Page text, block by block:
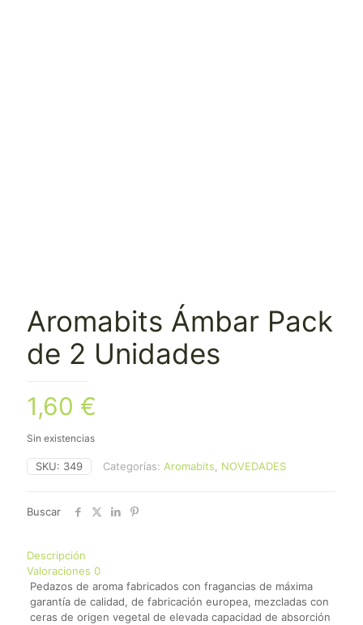
Aromabits Ámbar Pack
de 2 Unidades
1,60 €
Sin existencias
SKU: 349 Categorías: Aromabits, NOVEDADES
Buscar
Descripción
Valoraciones 0
Pedazos de aroma fabricados con fragancias de máxima
garantía de calidad, de fabricación europea, mezcladas con
ceras de origen vegetal de elevada capacidad de absorción